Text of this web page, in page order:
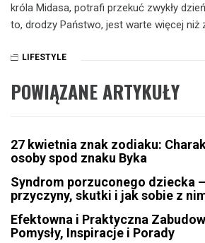
króla Midasa, potrafi przekuć zwykły
to, drodzy Państwo, jest warte więcej niż
LIFESTYLE
POWIĄZANE ARTYKUŁY
27 kwietnia znak zodiaku:
osoby spod znaku Byka
Syndrom porzuconego dziecka
przyczyny, skutki i jak sobie z
Efektowna i Praktyczna
Pomysły, Inspiracje i Porady